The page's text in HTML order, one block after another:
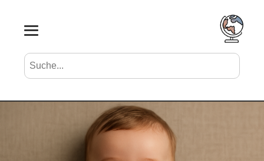
Suche nach Vornamen Search